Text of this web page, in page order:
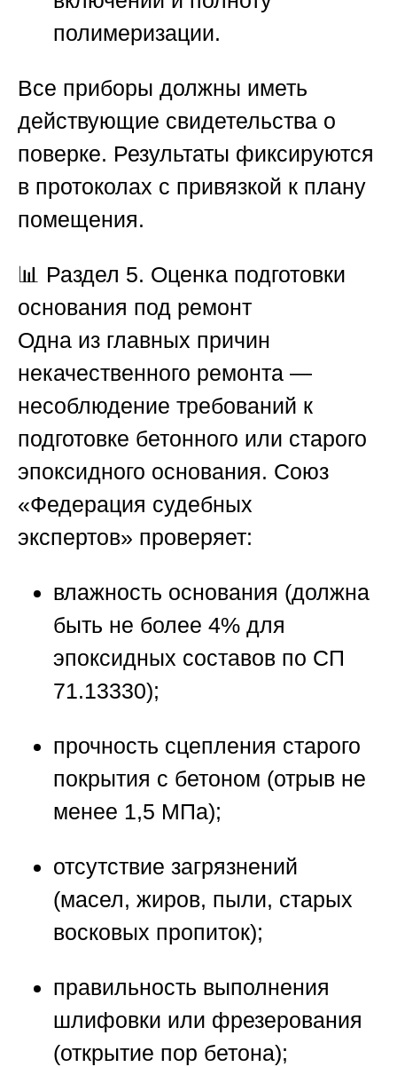
полимеризации.
Все приборы должны иметь
действующие свидетельства о
поверке. Результаты фиксируются
в протоколах с привязкой к плану
помещения.
📊 Раздел 5. Оценка подготовки
основания под ремонт
Одна из главных причин
некачественного ремонта —
несоблюдение требований к
подготовке бетонного или старого
эпоксидного основания. Союз
«Федерация судебных
экспертов» проверяет:
влажность основания (должна
быть не более 4% для
эпоксидных составов по СП
71.13330);
прочность сцепления старого
покрытия с бетоном (отрыв не
менее 1,5 МПа);
отсутствие загрязнений
(масел, жиров, пыли, старых
восковых пропиток);
правильность выполнения
шлифовки или фрезерования
(открытие пор бетона);